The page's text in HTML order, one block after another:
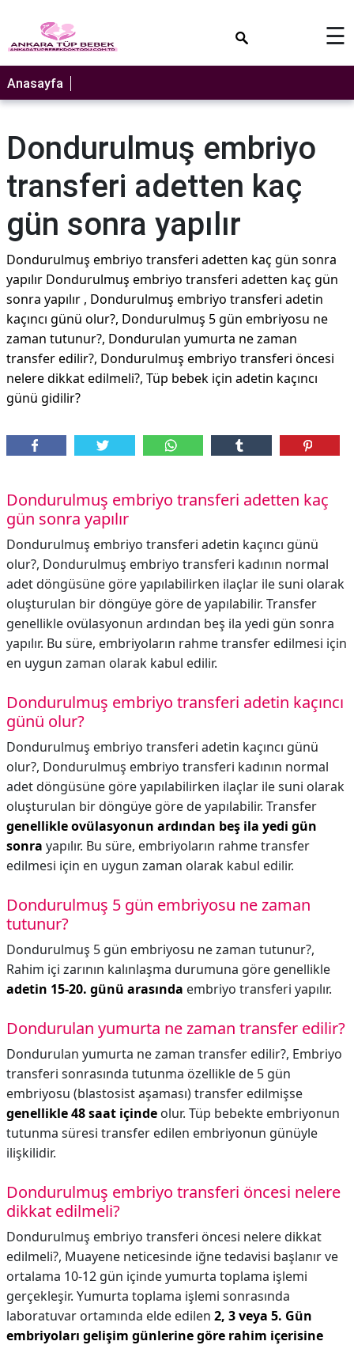
☰
Anasayfa
Dondurulmuş embriyo
transferi adetten kaç
gün sonra yapılır
Dondurulmuş embriyo transferi adetten kaç gün sonra
yapılır Dondurulmuş embriyo transferi adetten kaç gün
sonra yapılır , Dondurulmuş embriyo transferi adetin
kaçıncı günü olur?, Dondurulmuş 5 gün embriyosu ne
zaman tutunur?, Dondurulan yumurta ne zaman
transfer edilir?, Dondurulmuş embriyo transferi öncesi
nelere dikkat edilmeli?, Tüp bebek için adetin kaçıncı
günü gidilir?
Dondurulmuş embriyo transferi adetten kaç
gün sonra yapılır
Dondurulmuş embriyo transferi adetin kaçıncı günü
olur?, Dondurulmuş embriyo transferi kadının normal
adet döngüsüne göre yapılabilirken ilaçlar ile suni olarak
oluşturulan bir döngüye göre de yapılabilir. Transfer
genellikle ovülasyonun ardından beş ila yedi gün sonra
yapılır. Bu süre, embriyoların rahme transfer edilmesi için
en uygun zaman olarak kabul edilir.
Dondurulmuş embriyo transferi adetin kaçıncı
günü olur?
Dondurulmuş embriyo transferi adetin kaçıncı günü
olur?, Dondurulmuş embriyo transferi kadının normal
adet döngüsüne göre yapılabilirken ilaçlar ile suni olarak
oluşturulan bir döngüye göre de yapılabilir. Transfer
genellikle ovülasyonun ardından beş ila yedi gün
sonra yapılır. Bu süre, embriyoların rahme transfer
edilmesi için en uygun zaman olarak kabul edilir.
Dondurulmuş 5 gün embriyosu ne zaman
tutunur?
Dondurulmuş 5 gün embriyosu ne zaman tutunur?,
Rahim içi zarının kalınlaşma durumuna göre genellikle
adetin 15-20. günü arasında embriyo transferi yapılır.
Dondurulan yumurta ne zaman transfer edilir?
Dondurulan yumurta ne zaman transfer edilir?, Embriyo
transferi sonrasında tutunma özellikle de 5 gün
embriyosu (blastosist aşaması) transfer edilmişse
genellikle 48 saat içinde olur. Tüp bebekte embriyonun
tutunma süresi transfer edilen embriyonun günüyle
ilişkilidir.
Dondurulmuş embriyo transferi öncesi nelere
dikkat edilmeli?
Dondurulmuş embriyo transferi öncesi nelere dikkat
edilmeli?, Muayene neticesinde iğne tedavisi başlanır ve
ortalama 10-12 gün içinde yumurta toplama işlemi
gerçekleşir. Yumurta toplama işlemi sonrasında
laboratuvar ortamında elde edilen 2, 3 veya 5. Gün
embriyoları gelişim günlerine göre rahim içerisine